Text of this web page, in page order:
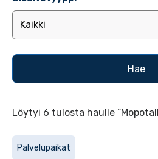
Löytyi 6 tulosta haulle
Palvelupaikat